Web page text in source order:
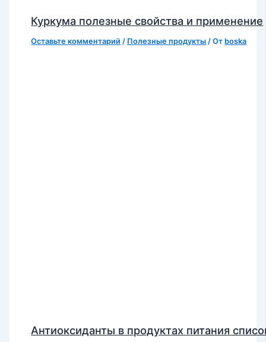
Куркума полезные свойства и применение
Оставьте комментарий / Полезные продукты / От boska
Антиоксиданты в продуктах питания